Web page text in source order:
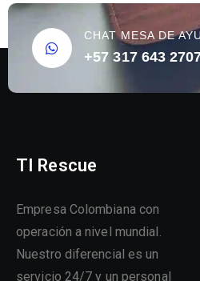
CHAT MESA DE
+57 317 643
TI Rescue
Empresa Colombiana con
operación a nivel mundial.
Nuestro diferencial es un
servicio 24/7 y un personal